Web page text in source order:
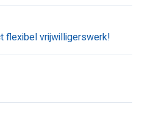
flexibel vrijwilligerswerk!